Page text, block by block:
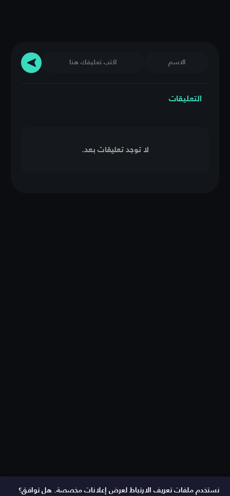
التعليقات
لا توجد تعليقات بعد.
نستخدم ملفات تعريف الارتباط لعرض إعلانات مخصصة. هل توافق؟